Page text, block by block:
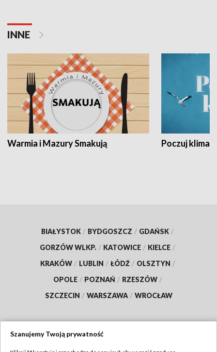
INNE
Warmia i Mazury Smakują Poczuj klimat
BIAŁYSTOK / BYDGOSZCZ / GDAŃSK /
GORZÓW WLKP. / KATOWICE / KIELCE /
KRAKÓW / LUBLIN / ŁÓDŹ / OLSZTYN /
OPOLE / POZNAŃ / RZESZÓW /
SZCZECIN / WARSZAWA / WROCŁAW
Szanujemy Twoją prywatność